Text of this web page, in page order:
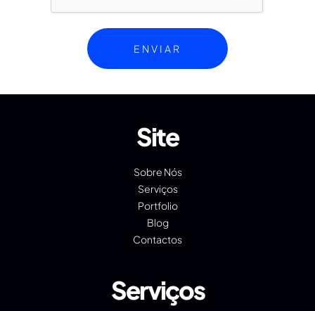
Site
Sobre Nós
Serviços
Portfolio
Blog
Contactos
Serviços